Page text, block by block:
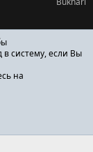
в систему, если Вы
на